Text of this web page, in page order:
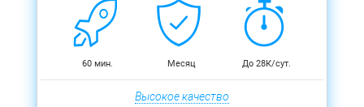
60 мин. Месяц До 28К/сут.
Высокое качество